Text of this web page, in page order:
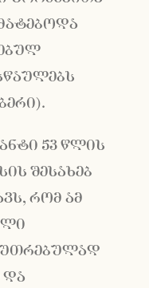
53 წლის
შესახებ
რომ ამ
და